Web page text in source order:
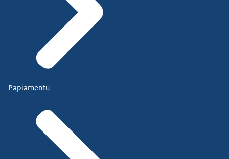
Papiamentu